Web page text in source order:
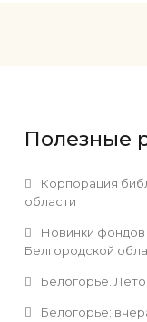
Полезные
Корпорация
области
Новинки
Белгородской
Белогорье.
Белогорье: